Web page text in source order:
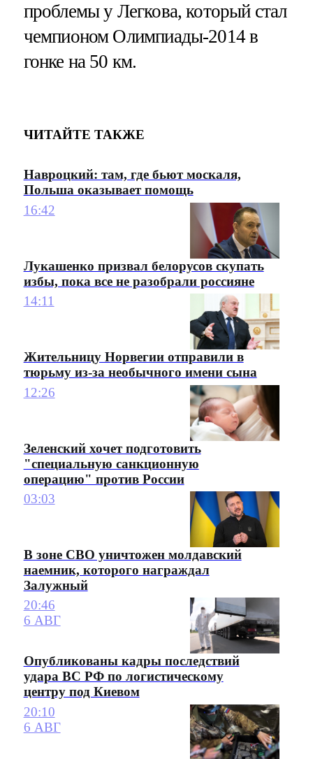
проблемы у Легкова, который стал
чемпионом Олимпиады-2014 в
гонке на 50 км.
ЧИТАЙТЕ ТАКЖЕ
Навроцкий: там, где бьют москаля,
Польша оказывает помощь
16:42
Лукашенко призвал белорусов скупать
избы, пока все не разобрали россияне
14:11
Жительницу Норвегии отправили в
тюрьму из-за необычного имени сына
12:26
Зеленский хочет подготовить
"специальную санкционную
операцию" против России
03:03
В зоне СВО уничтожен молдавский
наемник, которого награждал
Залужный
20:46
6 АВГ
Опубликованы кадры последствий
удара ВС РФ по логистическому
центру под Киевом
20:10
6 АВГ